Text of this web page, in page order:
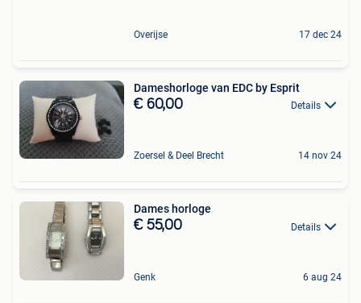
Overijse 17 dec 24
Dameshorloge van EDC by Esprit
€ 60,00 Details
Zoersel & Deel Brecht 14 nov 24
Dames horloge
€ 55,00 Details
Genk 6 aug 24